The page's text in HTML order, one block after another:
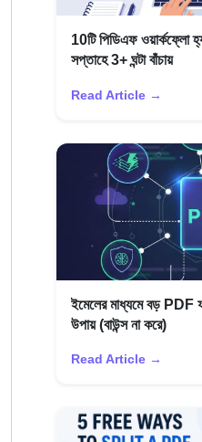
10টি পিডিএফ ওয়ার্কফ্লো
সপ্তাহে 3+ ঘন্টা বাঁচায়
Read Article →
ইমেলের মাধ্যমে বড় PDF
উপায় (বাউন্স না করে)
Read Article →